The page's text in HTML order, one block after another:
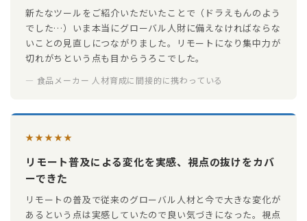
新たなツールをご紹介いただいたことで（ドラえもんのよう
でした…）いま本当にグローバル人財に備えなければならな
いことの見直しにつながりました。リモートになり集中力が
切れがちという点も目からうろこでした。
— 食品メーカー 人材育成に間接的に携わっている
★★★★★
リモート普及による変化を実感、視点の抜けをカバ
ーできた
リモートの普及で従来のグローバル人材と今で大きな変化が
あるという点は実感していたので良い気づきになった。視点